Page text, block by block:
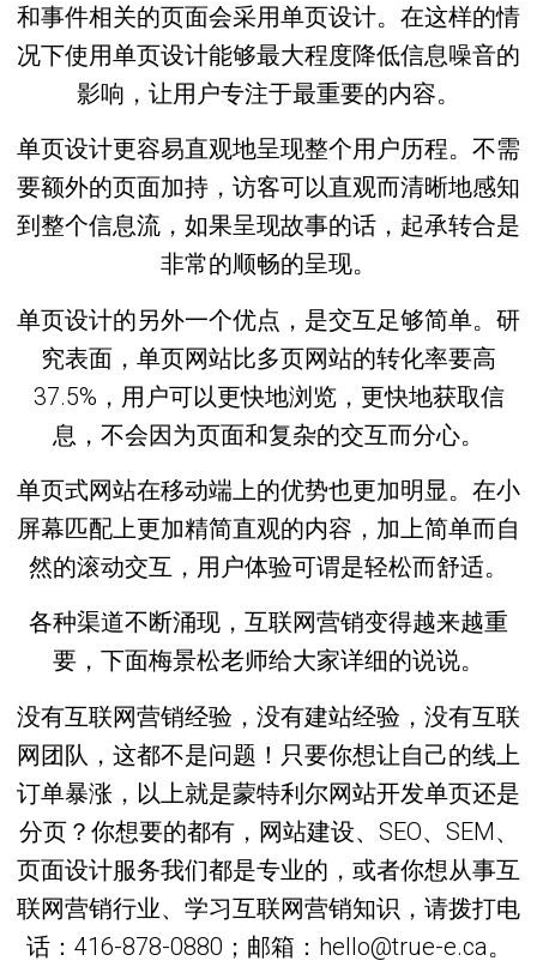
和事件相关的页面会采用单页设计。在这样的情
况下使用单页设计能够最大程度降低信息噪音的
影响，让用户专注于最重要的内容。
单页设计更容易直观地呈现整个用户历程。不需
要额外的页面加持，访客可以直观而清晰地感知
到整个信息流，如果呈现故事的话，起承转合是
非常的顺畅的呈现。
单页设计的另外一个优点，是交互足够简单。研
究表面，单页网站比多页网站的转化率要高
37.5%，用户可以更快地浏览，更快地获取信
息，不会因为页面和复杂的交互而分心。
单页式网站在移动端上的优势也更加明显。在小
屏幕匹配上更加精简直观的内容，加上简单而自
然的滚动交互，用户体验可谓是轻松而舒适。
各种渠道不断涌现，互联网营销变得越来越重
要，下面梅景松老师给大家详细的说说。
没有互联网营销经验，没有建站经验，没有互联
网团队，这都不是问题！只要你想让自己的线上
订单暴涨，以上就是蒙特利尔网站开发单页还是
分页？你想要的都有，网站建设、SEO、SEM、
页面设计服务我们都是专业的，或者你想从事互
联网营销行业、学习互联网营销知识，请拨打电
话：416-878-0880；邮箱：hello@true-e.ca。